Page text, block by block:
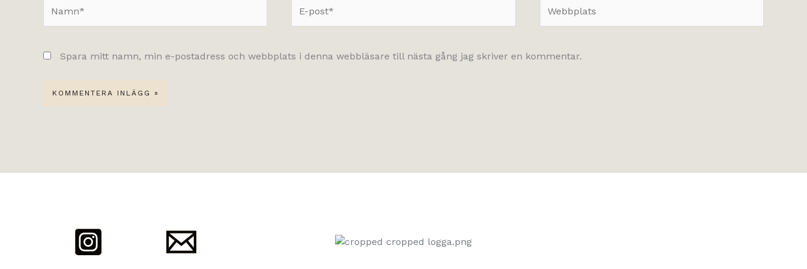
post*
Spara mitt namn, min e-postadress och webbplats i denna webbläsare till nästa gång jag skriver en kommentar.